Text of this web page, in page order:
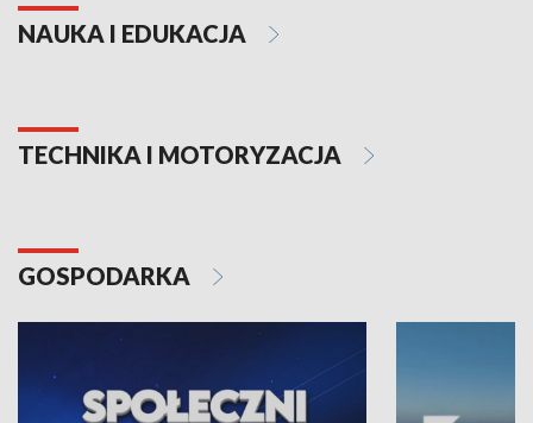
NAUKA I EDUKACJA
TECHNIKA I MOTORYZACJA
GOSPODARKA